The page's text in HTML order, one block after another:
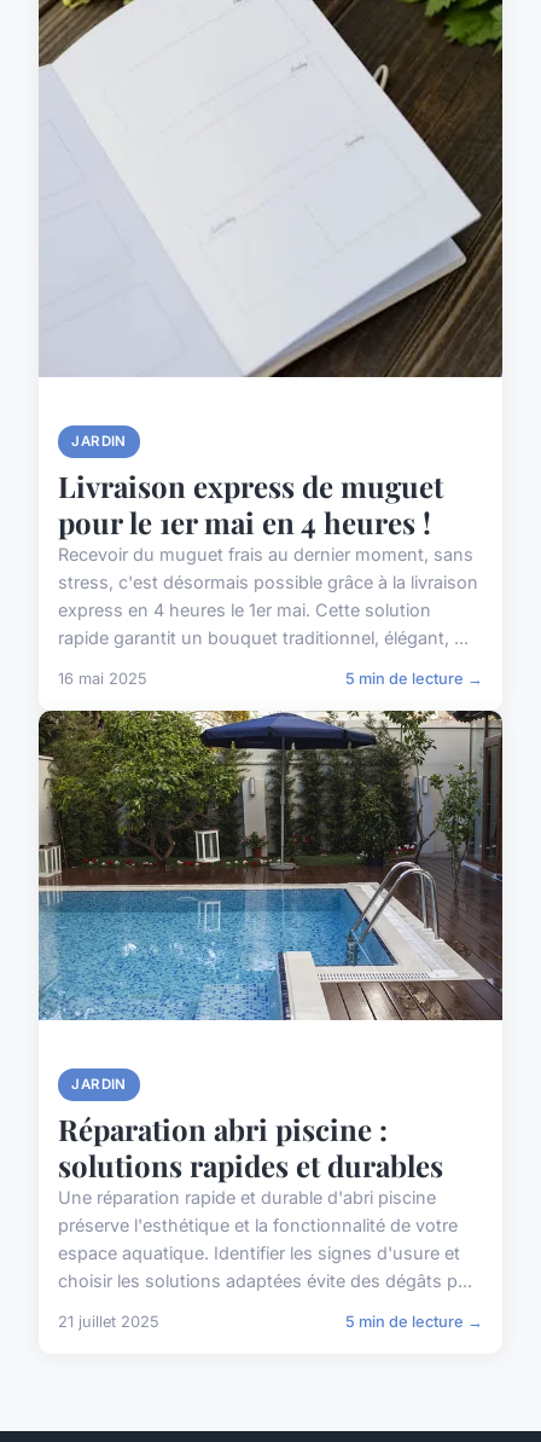
JARDIN
Livraison express de muguet
pour le 1er mai en 4 heures !
Recevoir du muguet frais au dernier moment, sans
stress, c'est désormais possible grâce à la livraison
express en 4 heures le 1er mai. Cette solution
rapide garantit un bouquet traditionnel, élégant, ...
16 mai 2025 5 min de lecture →
JARDIN
Réparation abri piscine :
solutions rapides et durables
Une réparation rapide et durable d'abri piscine
préserve l'esthétique et la fonctionnalité de votre
espace aquatique. Identifier les signes d'usure et
choisir les solutions adaptées évite des dégâts p...
21 juillet 2025 5 min de lecture →